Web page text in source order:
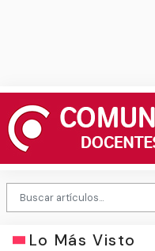
Lo Más Visto